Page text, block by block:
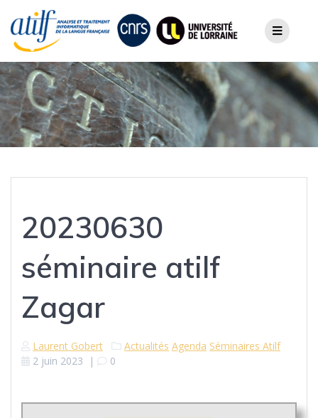
content
20230630
séminaire atilf
Zagar
Laurent Gobert Actualités Agenda Séminaires Atilf
2 juin 2023 | 0